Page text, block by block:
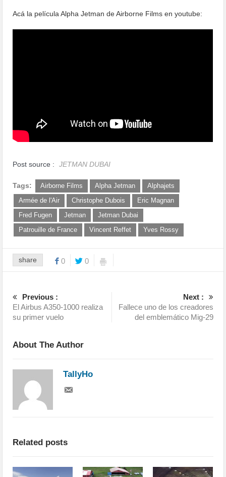
Acá la película Alpha Jetman de Airborne Films en youtube:
Post source : JETMAN DUBAI
Tags: Airborne Films Alpha Jetman
Alphajets
Armée de l'Air
Christophe Dubois
Eric Magnan
Fred Fugen
Jetman
Jetman Dubai
Patrouille de France
Vincent Reffet Yves Rossy
share 0 0
Previous :
El Airbus A350-1000 realiza
su primer vuelo
Next :
Fallece uno de los creadores
del emblemático Mig-29
About The Author
TallyHo
Related posts